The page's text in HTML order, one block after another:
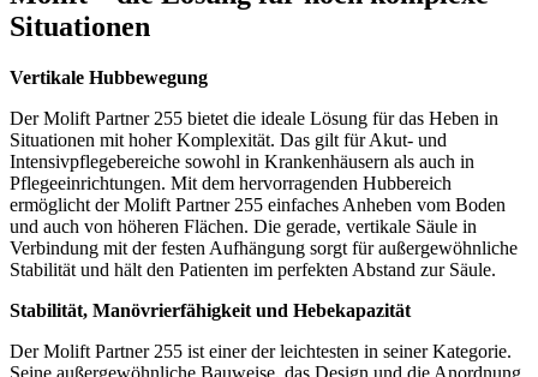
Situationen
Vertikale Hubbewegung
Der Molift Partner 255 bietet die ideale Lösung für das Heben in
Situationen mit hoher Komplexität. Das gilt für Akut- und
Intensivpflegebereiche sowohl in Krankenhäusern als auch in
Pflegeeinrichtungen. Mit dem hervorragenden Hubbereich
ermöglicht der Molift Partner 255 einfaches Anheben vom Boden
und auch von höheren Flächen. Die gerade, vertikale Säule in
Verbindung mit der festen Aufhängung sorgt für außergewöhnliche
Stabilität und hält den Patienten im perfekten Abstand zur Säule.
Stabilität, Manövrierfähigkeit und Hebekapazität
Der Molift Partner 255 ist einer der leichtesten in seiner Kategorie.
Seine außergewöhnliche Bauweise, das Design und die Anordnung